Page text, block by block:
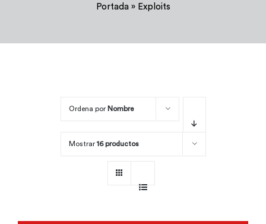
Portada» Exploits
Ordena por Nombre
Mostrar 16 productos